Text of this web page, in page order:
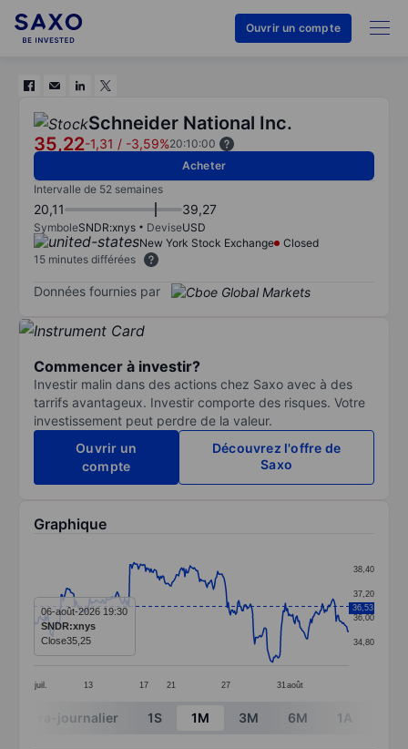
Ouvrir un compte
Schneider National Inc.
35,22-1,31 / -3,59%20:10:00
Acheter
Intervalle de 52 semaines
20,11 39,27
SymboleSNDR:xnys DeviseUSD
New York Stock Exchange
Closed
15 minutes différées
Données fournies par
Commencer à investir?
Investir malin dans des actions chez Saxo avec à des
tarrifs avantageux. Investir comporte des risques. Votre
investissement peut perdre de la valeur.
Ouvrir un
compte
Découvrez l'offre de
Saxo
Graphique
Line chart with 299 data points.
The chart has 1 X axis displaying categories.
The chart has 1 Y axis displaying values. Data
juil. 13 17 21 27 31 août
34,80
36,00
37,20
38,40
36,53
06-août-2026 19:30
SNDR:xnys
Close35,25
End of interactive chart.
Intra-journalier 1S 1M 3M 6M 1A